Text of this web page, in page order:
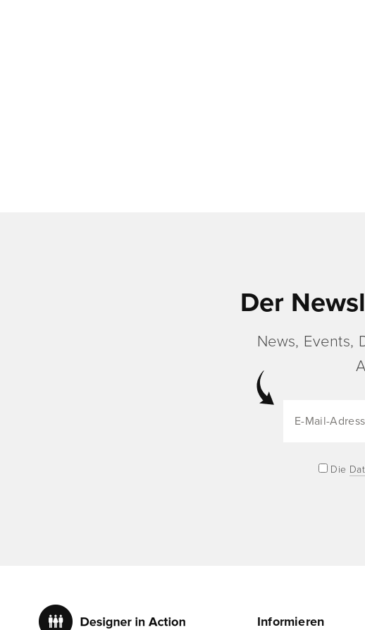
Der
News, Events,
Die
Informieren